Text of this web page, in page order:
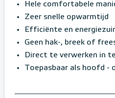
Hele comfortabele
Zeer snelle opwarmtijd
Efficiënte en
Geen hak-, breek of
Direct te verwerken in
Toepasbaar als hoofd -